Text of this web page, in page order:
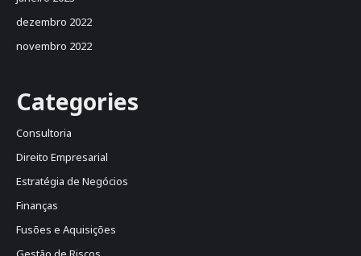
dezembro 2022
novembro 2022
Categories
Consultoria
Direito Empresarial
Estratégia de Negócios
Finanças
Fusões e Aquisições